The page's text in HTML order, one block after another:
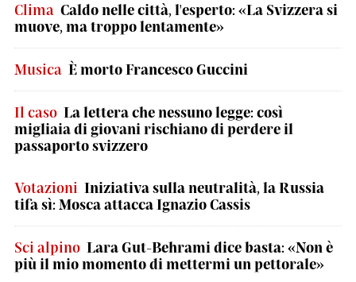
Clima Caldo nelle città, l'esperto: «La Svizzera si
muove, ma troppo lentamente»
Musica È morto Francesco Guccini
Il caso La lettera che nessuno legge: così
migliaia di giovani rischiano di perdere il
passaporto svizzero
Votazioni Iniziativa sulla neutralità, la Russia
tifa sì: Mosca attacca Ignazio Cassis
Sci alpino Lara Gut-Behrami dice basta: «Non è
più il mio momento di mettermi un pettorale»